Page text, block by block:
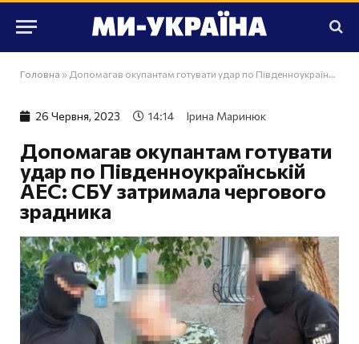
Головна » Допомагав окупантам готувати удар по Південноукраїнській АЕС: СБУ затримала чергового зрадника
26 Червня, 2023 14:14 Ірина Маринюк
Допомагав окупантам готувати
удар по Південноукраїнській
АЕС: СБУ затримала чергового
зрадника